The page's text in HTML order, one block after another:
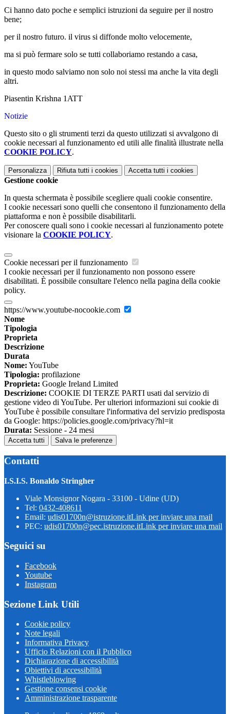
Ci hanno dato poche e semplici istruzioni da seguire per il nostro
bene;
per il nostro futuro. il virus si diffonde molto velocemente,
ma si può fermare solo se tutti collaboriamo restando a casa,
in questo modo salviamo non solo noi stessi ma anche la vita degli
altri.
Piasentin Krishna 1ATT
Notizie
Questo sito o gli strumenti terzi da questo utilizzati si avvalgono di
cookie necessari al funzionamento ed utili alle finalità illustrate nella
COOKIE POLICY.
Personalizza Rifiuta tutti i cookies Accetta tutti i cookies
Gestione cookie
In questa schermata è possibile scegliere quali cookie consentire.
I cookie necessari sono quelli che consentono il funzionamento della
piattaforma e non è possibile disabilitarli.
Per conoscere quali sono i cookie necessari al funzionamento potete
visionare la COOKIE POLICY.
Cookie necessari per il funzionamento
I cookie necessari per il funzionamento non possono essere
disabilitati. È possibile consultare l'elenco nella pagina della cookie
policy.
https://www.youtube-nocookie.com
Nome
Tipologia
Proprieta
Descrizione
Durata
Nome: YouTube
Tipologia: profilazione
Proprieta: Google Ireland Limited
Descrizione: COOKIE DI TERZE PARTI usati dal servizio di
gestione video di YouTube. Per ulteriori informazioni sui cookie di
YouTube è possibile consultare l'informativa del servizio predisposta
da Google: https://policies.google.com/privacy?hl=it
Durata: Sessione - 24 mesi
Accetta tutti Salva le preferenze
Contatti
I.S.I.S. Bonaldo Stringher
Viale Monsignor Nogara - 33100 - Udine (UD)
Tel: 0432-408611
Email: udis01700n@istruzione.itLink per inviare una mail
PEC: udis01700n@pec.istruzione.itLink per inviare una mail
Seguici su
Facebook
Youtube
Instagram
Sezione Link Utili
Cookie policy
Note legali
Informativa Privacy
Ufficio Relazioni con il Pubblico
Dichiarazione di accessibilità
Obiettivi di accessibilità
Whistleblowing
Gestione consensi cookie
Amministrazione trasparente